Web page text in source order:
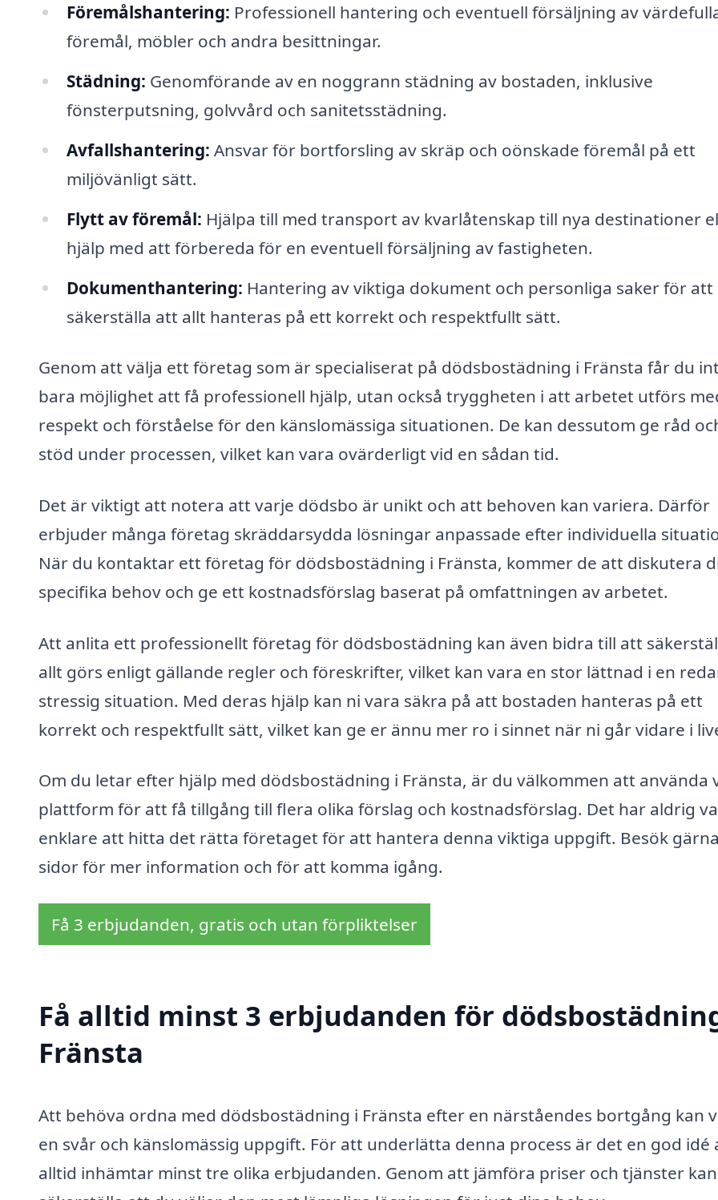
Föremålshantering: Professionell hantering och eventuell försäljning av
föremål, möbler och andra besittningar.
Städning: Genomförande av en noggrann städning av bostaden, inklusive
fönsterputsning, golvvård och sanitetsstädning.
Avfallshantering: Ansvar för bortforsling av skräp och oönskade föremål på ett
miljövänligt sätt.
Flytt av föremål: Hjälpa till med transport av kvarlåtenskap till nya destinationer
hjälp med att förbereda för en eventuell försäljning av fastigheten.
Dokumenthantering: Hantering av viktiga dokument och personliga saker för att
säkerställa att allt hanteras på ett korrekt och respektfullt sätt.
Genom att välja ett företag som är specialiserat på dödsbostädning i Fränsta får du
bara möjlighet att få professionell hjälp, utan också tryggheten i att arbetet utförs
respekt och förståelse för den känslomässiga situationen. De kan dessutom ge råd
stöd under processen, vilket kan vara ovärderligt vid en sådan tid.
Det är viktigt att notera att varje dödsbo är unikt och att behoven kan variera. Därför
erbjuder många företag skräddarsydda lösningar anpassade efter individuella
När du kontaktar ett företag för dödsbostädning i Fränsta, kommer de att diskutera
specifika behov och ge ett kostnadsförslag baserat på omfattningen av arbetet.
Att anlita ett professionellt företag för dödsbostädning kan även bidra till att
allt görs enligt gällande regler och föreskrifter, vilket kan vara en stor lättnad i en
stressig situation. Med deras hjälp kan ni vara säkra på att bostaden hanteras på ett
korrekt och respektfullt sätt, vilket kan ge er ännu mer ro i sinnet när ni går vidare i
Om du letar efter hjälp med dödsbostädning i Fränsta, är du välkommen att använda
plattform för att få tillgång till flera olika förslag och kostnadsförslag. Det har aldrig
enklare att hitta det rätta företaget för att hantera denna viktiga uppgift. Besök
sidor för mer information och för att komma igång.
Få 3 erbjudanden, gratis och utan förpliktelser
Få alltid minst 3 erbjudanden för
Fränsta
Att behöva ordna med dödsbostädning i Fränsta efter en närståendes bortgång kan
en svår och känslomässig uppgift. För att underlätta denna process är det en god idé
alltid inhämtar minst tre olika erbjudanden. Genom att jämföra priser och tjänster